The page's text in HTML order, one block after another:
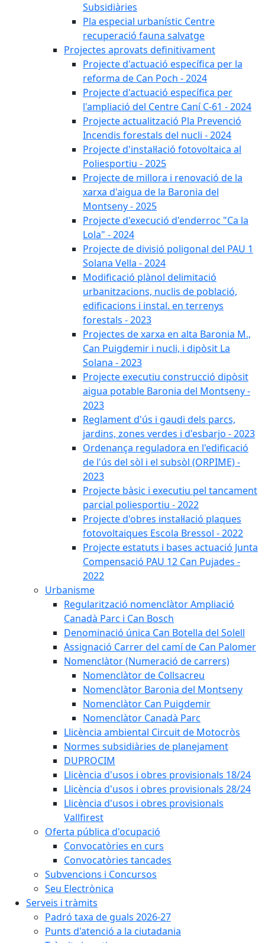
Subsidiàries
Pla especial urbanístic Centre
recuperació fauna salvatge
Projectes aprovats definitivament
Projecte d'actuació específica per la
reforma de Can Poch - 2024
Projecte d'actuació específica per
l'ampliació del Centre Caní C-61 - 2024
Projecte actualització Pla Prevenció
Incendis forestals del nucli - 2024
Projecte d'instal·lació fotovoltaica al
Poliesportiu - 2025
Projecte de millora i renovació de la
xarxa d'aigua de la Baronia del
Montseny - 2025
Projecte d'execució d'enderroc "Ca la
Lola" - 2024
Projecte de divisió poligonal del PAU 1
Solana Vella - 2024
Modificació plànol delimitació
urbanitzacions, nuclis de població,
edificacions i instal. en terrenys
forestals - 2023
Projectes de xarxa en alta Baronia M.,
Can Puigdemir i nucli, i dipòsit La
Solana - 2023
Projecte executiu construcció dipòsit
aigua potable Baronia del Montseny -
2023
Reglament d'ús i gaudi dels parcs,
jardins, zones verdes i d'esbarjo - 2023
Ordenança reguladora en l'edificació
de l'ús del sòl i el subsòl (ORPIME) -
2023
Projecte bàsic i executiu pel tancament
parcial poliesportiu - 2022
Projecte d'obres instal·lació plaques
fotovoltaiques Escola Bressol - 2022
Projecte estatuts i bases actuació Junta
Compensació PAU 12 Can Pujades -
2022
Urbanisme
Regularització nomenclàtor Ampliació
Canadà Parc i Can Bosch
Denominació única Can Botella del Solell
Assignació Carrer del camí de Can Palomer
Nomenclàtor (Numeració de carrers)
Nomenclàtor de Collsacreu
Nomenclàtor Baronia del Montseny
Nomenclàtor Can Puigdemir
Nomenclàtor Canadà Parc
Llicència ambiental Circuit de Motocròs
Normes subsidiàries de planejament
DUPROCIM
Llicència d'usos i obres provisionals 18/24
Llicència d'usos i obres provisionals 28/24
Llicència d'usos i obres provisionals
Vallfirest
Oferta pública d'ocupació
Convocatòries en curs
Convocatòries tancades
Subvencions i Concursos
Seu Electrònica
Serveis i tràmits
Padró taxa de guals 2026-27
Punts d'atenció a la ciutadania